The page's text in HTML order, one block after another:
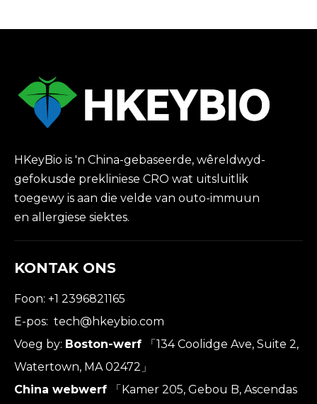
HKeyBio is 'n China-gebaseerde, wêreldwyd-
gefokusde prekliniese CRO wat uitsluitlik
toegewy is aan die velde van outo-immuun
en allergiese siektes.
KONTAK ONS
Foon: +1 2396821165
E-pos: tech@hkeybio.com
Voeg by: Boston-werf
「134 Coolidge Ave, Suite 2,
Watertown, MA 02472」
China webwerf
「Kamer 205, Gebou B, Ascendas